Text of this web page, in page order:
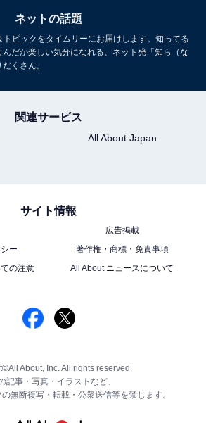
ネットの話題
ピックをタイムリーにお届けします。知ってる
だか楽しい気分になれる、ネット発「知ら（な
くさん。
関連サービス
All About Japan
サイト情報
広告掲載
ー
著作権・商標・免責事項
の注意
All About ニュースについて
About, Inc. All rights reserved.
記事・写真・イラストなど、
無断複写・転載・公衆送信等を禁じます。